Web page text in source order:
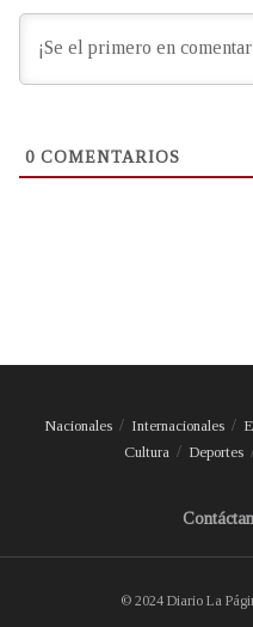
0 COMENTARIOS
Nacionales Internacionales
Cultura
Deportes
© 2024 Diario La